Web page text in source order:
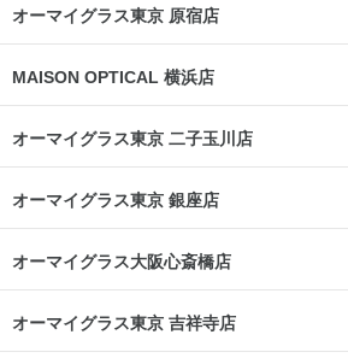
オーマイグラス東京 原宿店
MAISON OPTICAL 横浜店
オーマイグラス東京 二子玉川店
オーマイグラス東京 銀座店
オーマイグラス大阪心斎橋店
オーマイグラス東京 吉祥寺店